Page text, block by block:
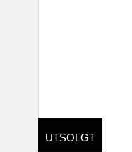
UTSOLGT